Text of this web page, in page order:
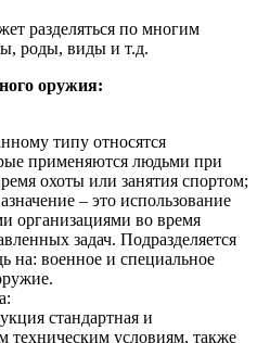
разделяться по многим
роды, виды и т.д.
оружия:
типу относятся
применяются людьми при
охоты или занятия спортом;
– это использование
организациями во время
задач. Подразделяется
на: военное и специальное
стандартная и
техническим условиям, также